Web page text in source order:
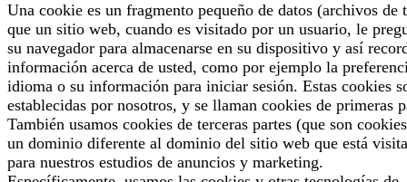
Una cookie es un fragmento pequeño de datos (archivos de
que un sitio web, cuando es visitado por un usuario, le
su navegador para almacenarse en su dispositivo y así
información acerca de usted, como por ejemplo la
idioma o su información para iniciar sesión. Estas cookies
establecidas por nosotros, y se llaman cookies de primeras
También usamos cookies de terceras partes (que son
un dominio diferente al dominio del sitio web que está
para nuestros estudios de anuncios y marketing.